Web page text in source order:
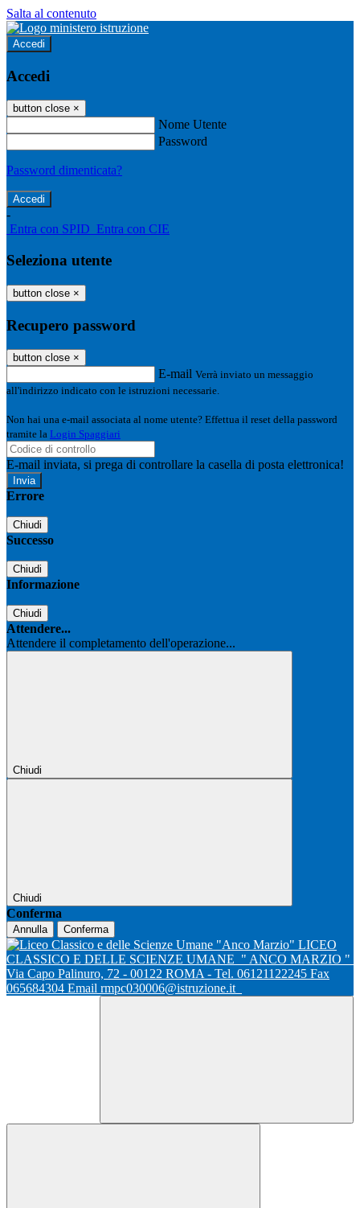
Salta al contenuto
Accedi
Accedi
button close ×
Nome Utente
Password
Password dimenticata?
-
Entra con SPID Entra con CIE
Seleziona utente
button close ×
Recupero password
button close ×
E-mail Verrà inviato un messaggio
all'indirizzo indicato con le istruzioni necessarie.
Non hai una e-mail associata al nome utente? Effettua il reset della password
tramite la Login Spaggiari
E-mail inviata, si prega di controllare la casella di posta elettronica!
Errore
Chiudi
Successo
Chiudi
Informazione
Chiudi
Attendere...
Attendere il completamento dell'operazione...
Chiudi
Chiudi
Conferma
Annulla Conferma
LICEO
CLASSICO E DELLE SCIENZE UMANE " ANCO MARZIO "
Via Capo Palinuro, 72 - 00122 ROMA - Tel. 06121122245 Fax
065684304 Email rmpc030006@istruzione.it